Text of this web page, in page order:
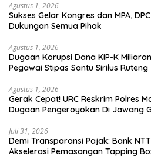
Agustus 1, 2026
Sukses Gelar Kongres dan MPA,
Dukungan Semua Pihak
Agustus 1, 2026
Dugaan Korupsi Dana KIP-K
Pegawai Stipas Santu Sirilus Ruteng
Agustus 1, 2026
Gerak Cepat! URC Reskrim Polres
Dugaan Pengeroyokan Di Jawang
Juli 31, 2026
​Demi Transparansi Pajak: Bank
Akselerasi Pemasangan Tapping